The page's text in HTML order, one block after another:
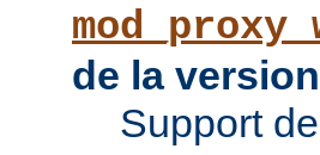
de la
Support